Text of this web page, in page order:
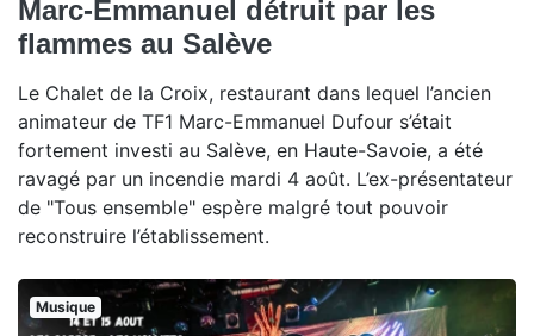
Marc-Emmanuel détruit par les
flammes au Salève
Le Chalet de la Croix, restaurant dans lequel l’ancien
animateur de TF1 Marc-Emmanuel Dufour s’était
fortement investi au Salève, en Haute-Savoie, a été
ravagé par un incendie mardi 4 août. L’ex-présentateur
de "Tous ensemble" espère malgré tout pouvoir
reconstruire l’établissement.
Musique